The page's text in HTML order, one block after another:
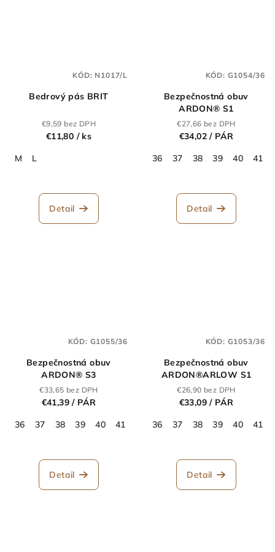
Bedrový pás BRIT
€9,59 bez DPH
€11,80 / ks
M
L
Detail
KÓD: N1017/L
Bezpečnostná obuv
ARDON® S1
€27,66 bez DPH
€34,02/ PÁR
36
37 38 39 40 41
Detail
KÓD: G1054/36
Bezpečnostná obuv
ARDON® S3
€33,65 bez DPH
€41,39/ PÁR
36
37 38 39 40 41 43 44 45 46 47 48
Detail
KÓD: G1055/36
Bezpečnostná obuv
ARDON®ARLOW S1
€26,90 bez DPH
€33,09/ PÁR
36
37 38 39 40 41
Detail
KÓD: G1053/36